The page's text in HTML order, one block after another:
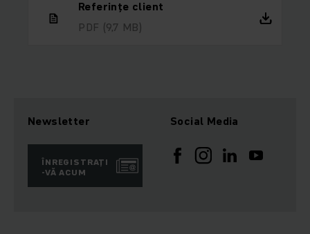
Referințe client
PDF (9,7 MB)
Newsletter
ÎNREGISTRAȚI
-VĂ ACUM
Social Media